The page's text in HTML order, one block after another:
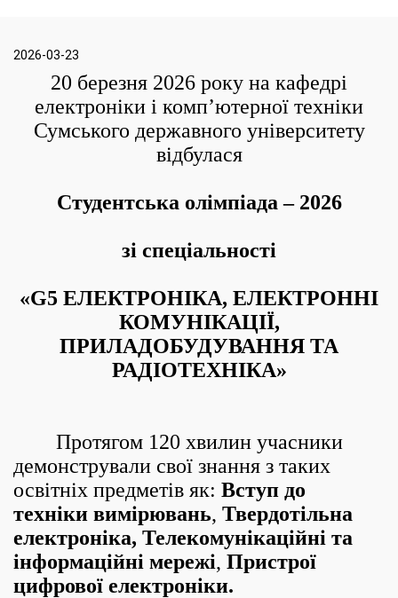
2026-03-23
20 березня 2026 року на кафедрі
електроніки і комп’ютерної техніки
Сумського державного університету
відбулася
Студентська олімпіада – 2026
зі спеціальності
«G5 ЕЛЕКТРОНІКА, ЕЛЕКТРОННІ
КОМУНІКАЦІЇ,
ПРИЛАДОБУДУВАННЯ ТА
РАДІОТЕХНІКА»
Протягом 120 хвилин учасники
демонстрували свої знання з таких
освітніх предметів як: Вступ до
техніки вимірювань, Твердотільна
електроніка, Телекомунікаційні та
інформаційні мережі, Пристрої
цифрової електроніки.